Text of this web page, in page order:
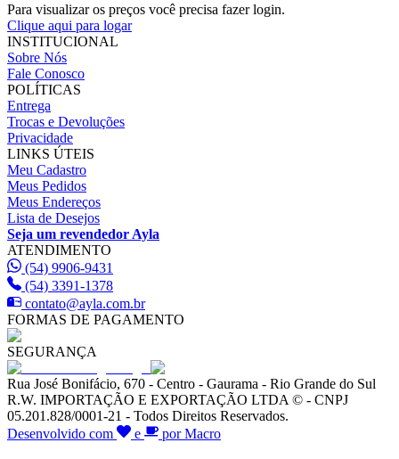
Para visualizar os preços você precisa fazer login.
Clique aqui para logar
INSTITUCIONAL
Sobre Nós
Fale Conosco
POLÍTICAS
Entrega
Trocas e Devoluções
Privacidade
LINKS ÚTEIS
Meu Cadastro
Meus Pedidos
Meus Endereços
Lista de Desejos
Seja um revendedor Ayla
ATENDIMENTO
(54) 9906-9431
(54) 3391-1378
contato@ayla.com.br
FORMAS DE PAGAMENTO
SEGURANÇA
Rua José Bonifácio, 670 - Centro - Gaurama - Rio Grande do Sul
R.W. IMPORTAÇÃO E EXPORTAÇÃO LTDA © - CNPJ
05.201.828/0001-21 - Todos Direitos Reservados.
Desenvolvido com
e por Macro